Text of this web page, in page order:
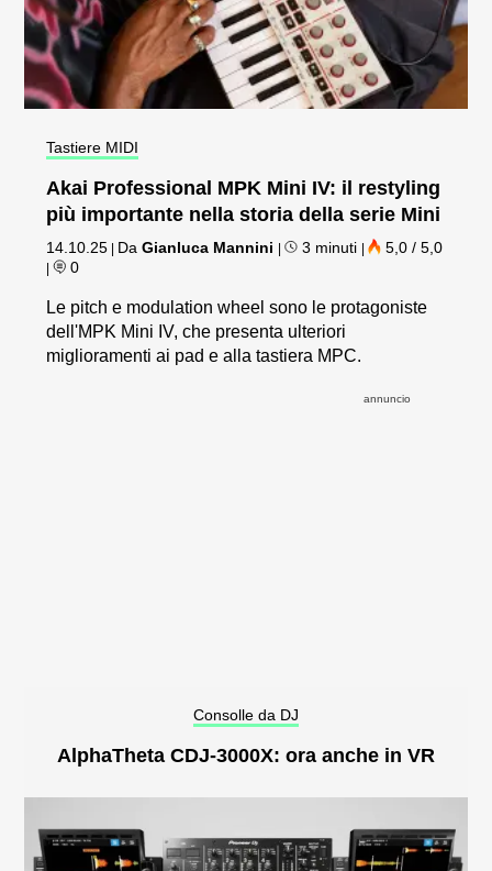
Tastiere MIDI
Akai Professional MPK Mini IV: il restyling
più importante nella storia della serie Mini
14.10.25 | DaGianluca Mannini | 3 minuti | 5,0 / 5,0
| 0
Le pitch e modulation wheel sono le protagoniste
dell'MPK Mini IV, che presenta ulteriori
miglioramenti ai pad e alla tastiera MPC.
annuncio
Consolle da DJ
AlphaTheta CDJ-3000X: ora anche in VR